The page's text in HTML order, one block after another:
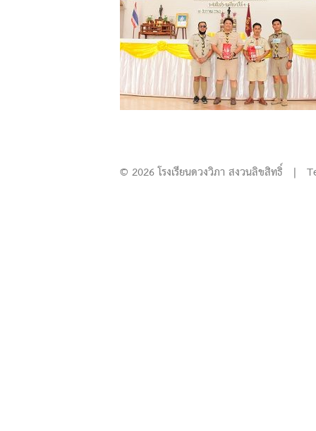
© 2026 โรงเรียนดวงวิภา สงวนลิขสิทธิ์ |